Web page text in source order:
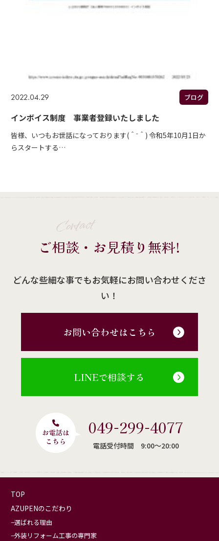
2022.04.29 ブログ
インボイス制度 事業者登録いたしました
皆様、いつもお世話になっております(＾⁻＾) 令和5年10月1日か
らスタートする…
Contact
ご相談・お見積り無料!
どんな些細な事でもお気軽にお問い合わせくださ
い！
お問い合わせはこちら
LINEで相談する
049-299-4077
電話受付時間 9:00〜20:00
TOP
AZUPENのこだわり
選ばれる理由
外装リフォーム工事の専門家